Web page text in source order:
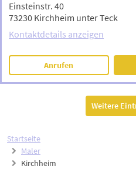
Startseite
Maler
Kirchheim
Einsteinstr. 40
73230 Kirchheim unter Teck
Kontaktdetails anzeigen
Anrufen
Weitere